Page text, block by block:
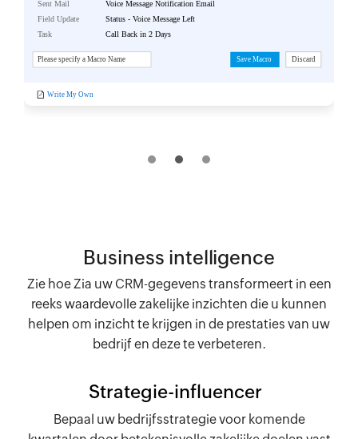
Business intelligence
Zie hoe Zia uw CRM-gegevens transformeert in een
reeks waardevolle zakelijke inzichten die u kunnen
helpen om inzicht te krijgen in de prestaties van uw
bedrijf en deze te verbeteren.
Strategie-influencer
Bepaal uw bedrijfsstrategie voor komende